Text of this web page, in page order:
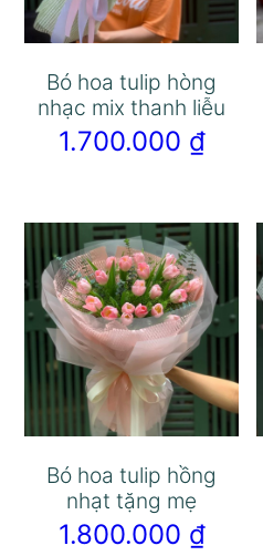
Bó hoa tulip hòng
nhạc mix thanh liễu
1.700.000 ₫
Bó hoa tulip hồng
nhạt tặng mẹ
1.800.000 ₫